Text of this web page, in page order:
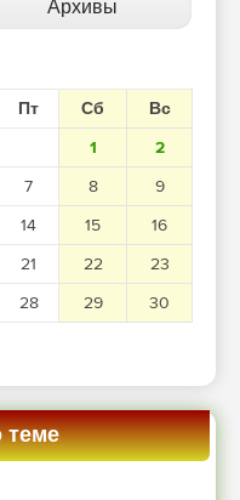
Архивы
Пт Сб
Вс
1
2
7 8
9
14 15
16
21 22
23
28 29
30
теме